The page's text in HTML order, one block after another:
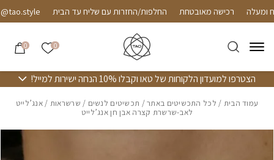
Skip to Contentרכישה מאובטחת החלפות/החזרות עם שליח עד הבית
0 הרשימה
0
הצטרפו למועדון הלקוחות של טאו וקבלו 10% הנחה ישירות למייל!
עמוד הבית / לכל התכשיטים באתר/ תכשיטים לנשים / שרשראות / אנג’לייט
לאב-שרשרת קצרה אבן חן אנג’לייט
בחזרה למעלה